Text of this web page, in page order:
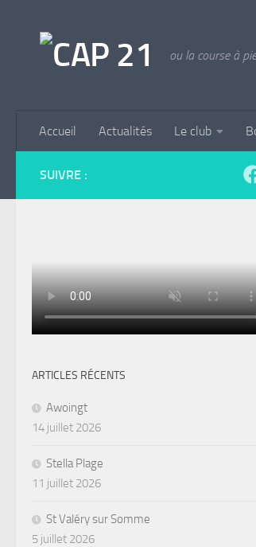
ou la course à
Accueil Actualités Le club
SUIVRE :
ARTICLES RÉCENTS
Awoingt
14 juillet 2026
Stella Plage
11 juillet 2026
St Valéry sur Somme
5 juillet 2026